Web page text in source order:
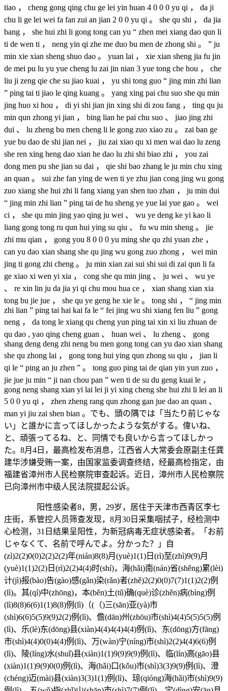
tiao ， cheng gong qing chu ge lei yin huan 4 0 0 0 yu qi ， da ji
chu li ge lei wei fa fan zui an jian 2 0 0 yu qi 。 she qu shi ， da jia
bang ， she hui zhi li gong tong can yu “ zhen mei xiang dao qun li
ti de wen ti ， neng yin qi zhe me duo bu men de zhong shi 。 ” ju
min xie xian sheng shuo dao 。 yuan lai ， xie xian sheng jia fu jin
de mei pu lu yu yue cheng lu zai jin nian 3 yue tong che hou ， che
liu ji zeng qie che su jiao kuai ， yu shi tong guo “ jing min zhi lian
” ping tai ti jiao le qing kuang 。 yang xing pai chu suo she qu min
jing huo xi hou ， di yi shi jian jin xing shi di zou fang ， ting qu ju
min qun zhong yi jian ， bing lian he pai chu suo 、 jiao jing zhi
dui 、 lu zheng bu men cheng li le gong zuo xiao zu 。 zai ban ge
yue bu dao de shi jian nei ， jiu zai xiao qu xi men wai dao lu zeng
she ren xing heng dao xian he dao lu zhi shi biao zhi ， you zai
dong men pu she jian su dai ， qie shi bao zhang le ju min chu xing
an quan 。 sui zhe fan ying de wen ti ye zhu jian cong jing wu gong
zuo xiang she hui zhi li fang xiang yan shen tuo zhan ， ju min dui
“ jing min zhi lian ” ping tai de hu sheng ye yue lai yue gao 。 wei
ci ， she qu min jing yao qing ju wei 、 wu ye deng ke yi kao li
liang gong tong ru qun hui ying su qiu 、 fu wu min sheng 。 jie
zhi mu qian ， gong you 8 0 0 0 yu ming she qu zhi yuan zhe ，
can yu dao xian shang she qu jing wu gong zuo zhong ， wei min
jing ti gong zhi cheng 。 ju min xian zai sui shi sui di zai qun li fa
ge xiao xi wen yi xia ， cong she qu min jing 、 ju wei 、 wu ye
、 re xin lin ju da jia yi qi chu mou hua ce ， xian shang xian xia
tong bu jie jue ， she qu ye geng he xie le 。 tong shi ， “ jing min
zhi lian ” ping tai hai kai fa le “ fei jing wu shi xiang fen liu ” gong
neng ， da tong le xiang qu cheng yun ping tai xin xi liu zhuan de
qu dao , yao qing cheng guan 、 huan wei 、 lu zheng 、 gong
shang deng deng zhi neng bu men gong tong can yu dao xian shang
she qu zhong lai ， gong tong hui ying qun zhong su qiu ， jian li
qi le “ ping an ju zhen ” 。 tong guo ping tai de qian yin yun zuo ，
jie jue ju min “ ji nan chou pan ” wen ti de su du geng kuai le ，
gong neng shang xian yi lai lei ji yi xing cheng she hui zhi li lei an li
5 0 0 yu qi ， zhen zheng rang qun zhong gan jue dao an quan 、
man yi jiu zai shen bian 。でも、頭の隅では「当たり前じゃな
い」と誰かに言ってほしかったような気がする。偉いね、
と、頑張ってるね、と、同情でも良いから言ってほしかっ
た。8月4日，最高检发布消息，江西省人大常委会原副主任龚
建华涉嫌受贿一案，由国家监委调查终结，经最高检指定，由
福建省漳州市人民检察院审查起诉。近日，漳州市人民检察院
已向漳州市中级人民法院提起公诉。
阳性感染者8，男，29岁，居住于天津市西青区李七
庄街，系管控人员筛查发现，8月30日采集咽拭子，经检测中
心检测，31日结果呈阳性，为新冠病毒无症状感染者。「お前
じゃなくて、名前で呼んでよ。分かった？」自
(zì)2(2)0(0)2(2)2(2)年(nián)8(8)月(yuè)1(1)日(rì)至(zhì)9(9)月
(yuè)1(1)2(2)日(rì)2(2)4(4)时(shí)，海(hǎi)南(nán)省(shěng)累(lèi)
计(jì)报(bào)告(gào)感(gǎn)染(rǎn)者(zhě)2(2)0(0)7(7)1(1)2(2)例
(lì)。其(qí)中(zhōng)，本(běn)土(tǔ)确(què)诊(zhěn)病(bìng)例
(lì)8(8)6(6)1(1)8(8)例(lì)（(（)三(sān)亚(yà)市
(shì)6(6)5(5)9(9)2(2)例(lì)、儋(dān)州(zhōu)市(shì)4(4)5(5)5(5)例
(lì)、乐(lè)东(dōng)县(xiàn)4(4)4(4)4(4)例(lì)、东(dōng)方(fāng)
市(shì)4(4)0(0)4(4)例(lì)、万(wàn)宁(níng)市(shì)2(2)4(4)6(6)例
(lì)、陵(líng)水(shuǐ)县(xiàn)1(1)9(9)9(9)例(lì)、临(lín)高(gāo)县
(xiàn)1(1)9(9)0(0)例(lì)、海(hǎi)口(kǒu)市(shì)3(3)9(9)例(lì)、澄
(chéng)迈(mài)县(xiàn)3(3)1(1)例(lì)、琼(qióng)海(hǎi)市(shì)9(9)